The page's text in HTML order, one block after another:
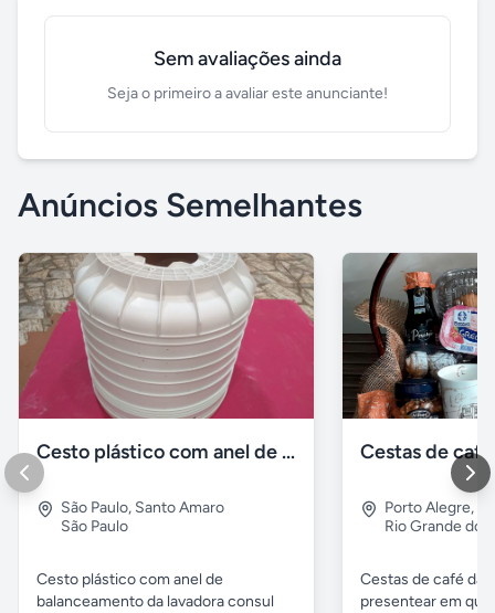
Sem avaliações ainda
Seja o primeiro a avaliar este anunciante!
Anúncios Semelhantes
Cesto plástico com anel de balanceamento da lavadora consul
São Paulo, Santo Amaro
São Paulo
Cesto plástico com anel de
balanceamento da lavadora consul
Cestas de
Porto Alegre,
Rio Grande do
Cestas de café da
presentear em